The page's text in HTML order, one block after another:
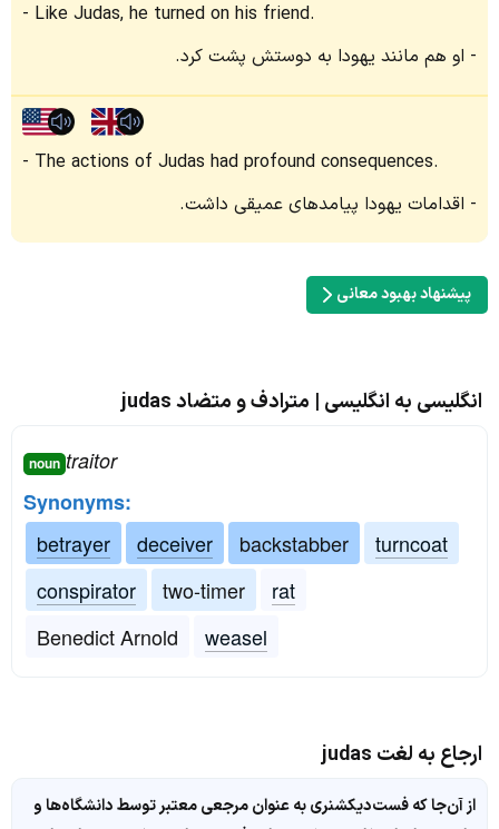
Like Judas, he turned on his friend.
او هم مانند یهودا به دوستش پشت کرد.
The actions of Judas had profound consequences.
اقدامات یهودا پیامدهای عمیقی داشت.
پیشنهاد بهبود معانی
انگلیسی به انگلیسی | مترادف و متضاد judas
noun traitor
Synonyms:
betrayer
deceiver backstabber
turncoat
conspirator
two-timer
rat
Benedict Arnold
weasel
ارجاع به لغت judas
از آن‌جا که فست‌دیکشنری به عنوان مرجعی معتبر توسط دانشگاه‌ها و